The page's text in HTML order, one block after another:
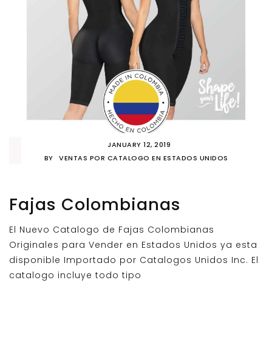
JANUARY 12, 2019
BY
VENTAS POR CATALOGO EN ESTADOS UNIDOS
Fajas Colombianas
El Nuevo Catalogo de Fajas Colombianas
Originales para Vender en Estados Unidos ya esta
disponible Importado por Catalogos Unidos Inc. El
catalogo incluye todo tipo